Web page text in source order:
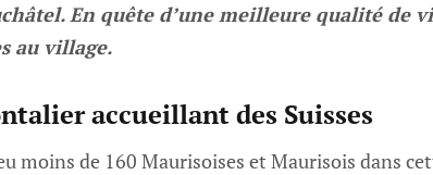
En quête d’une meilleure qualité de
au village.
accueillant des Suisses
moins de 160 Maurisoises et Maurisois dans